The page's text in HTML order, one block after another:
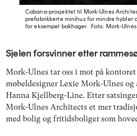
Cabana-prosjektet til Mork-Ulnes
prefabrikkerte minihus for mindre hybler
for eksempel bakhager.
Foto: Mork-
Sjelen forsvinner etter
Mork-Ulnes tar oss i mot på
møbeldesigner Lexie Mork-Ulnes
Hanna Kjellberg-Line. Etter
Mork-Ulnes Architects et mer
med bolig og fritidsboliger som